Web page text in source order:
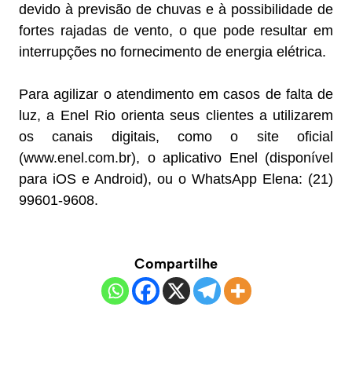
devido à previsão de chuvas e à possibilidade de
fortes rajadas de vento, o que pode resultar em
interrupções no fornecimento de energia elétrica.
Para agilizar o atendimento em casos de falta de
luz, a Enel Rio orienta seus clientes a utilizarem
os canais digitais, como o site oficial
(www.enel.com.br), o aplicativo Enel (disponível
para iOS e Android), ou o WhatsApp Elena: (21)
99601-9608.
Compartilhe